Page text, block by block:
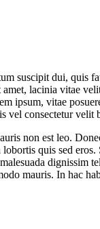
suscipit dui, quis
lacinia vitae
ipsum, vitae
vel consectetur velit
non est leo.
quis sed
dignissim
mauris. In hac